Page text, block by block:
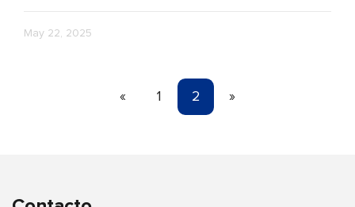
May 22, 2025
« 1 2 »